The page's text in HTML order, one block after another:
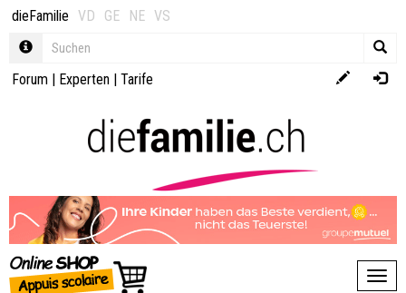
dieFamilie VD GE NE VS
Forum | Experten | Tarife